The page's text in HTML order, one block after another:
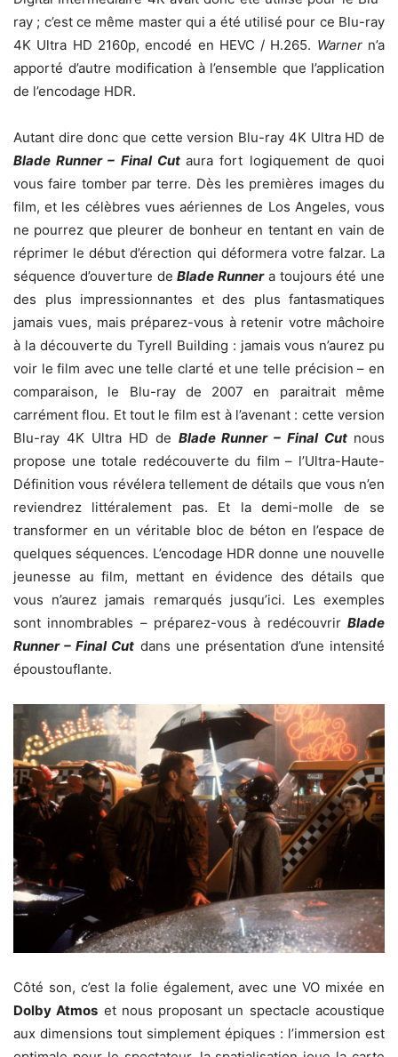
ray ; c’est ce même master qui a été utilisé pour ce Blu-ray
4K Ultra HD 2160p, encodé en HEVC / H.265. Warner n’a
apporté d’autre modification à l’ensemble que l’application
de l’encodage HDR.
Autant dire donc que cette version Blu-ray 4K Ultra HD de
Blade Runner – Final Cutaura fort logiquement de quoi
vous faire tomber par terre. Dès les premières images du
film, et les célèbres vues aériennes de Los Angeles, vous
ne pourrez que pleurer de bonheur en tentant en vain de
réprimer le début d’érection qui déformera votre falzar. La
séquence d’ouverture deBlade Runnera toujours été une
des plus impressionnantes et des plus fantasmatiques
jamais vues, mais préparez-vous à retenir votre mâchoire
à la découverte du Tyrell Building : jamais vous n’aurez pu
voir le film avec une telle clarté et une telle précision – en
comparaison, le Blu-ray de 2007 en paraitrait même
carrément flou. Et tout le film est à l’avenant : cette version
Blu-ray 4K Ultra HD de Blade Runner – Final Cut nous
propose une totale redécouverte du film – l’Ultra-Haute-
Définition vous révélera tellement de détails que vous n’en
reviendrez littéralement pas. Et la demi-molle de se
transformer en un véritable bloc de béton en l’espace de
quelques séquences. L’encodage HDR donne une nouvelle
jeunesse au film, mettant en évidence des détails que
vous n’aurez jamais remarqués jusqu’ici. Les exemples
sont innombrables – préparez-vous à redécouvrir Blade
Runner – Final Cut dans une présentation d’une intensité
époustouflante.
Côté son, c’est la folie également, avec une VO mixée en
Dolby Atmos et nous proposant un spectacle acoustique
aux dimensions tout simplement épiques : l’immersion est